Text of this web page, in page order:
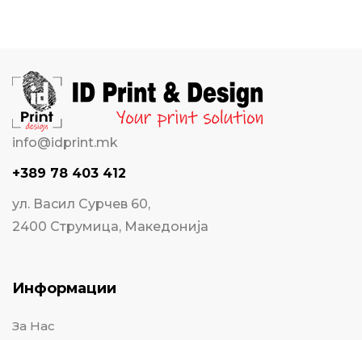
info@idprint.mk
+389 78 403 412
ул. Васил Сурчев 60,
2400 Струмица, Македонија
Информации
За Нас